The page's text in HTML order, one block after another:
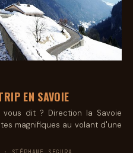
EN SAVOIE
dit ? Direction la Savoie
magnifiques au volant d'une